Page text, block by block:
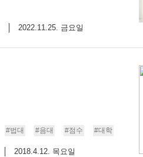
2022.11.25. 금요일
#법대 #음대 #점수 #대학
2018.4.12. 목요일